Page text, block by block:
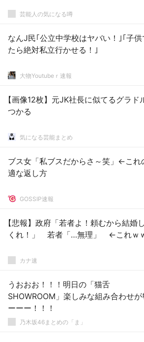
芸能人の気になる噂
なんJ民｢公立中学校はヤバい！｣｢子供
たら絶対私立行かせる！｣
大物Youtubeｒ速報
【画像12枚】元JK社長に似てるグラド
つかる
気になる芸能まとめ
ブス女「私ブスだからさ～笑」←これ
適な返し方
GOSSIP速報
【悲報】政府「若者よ！頼むから結婚
くれ！」 若者「…無理」 ←これｗ
カナ速
うおおお！！！明日の「猫舌
SHOWROOM」楽しみな組み合わせが
ーーー！！！
乃木坂46まとめの「ま」